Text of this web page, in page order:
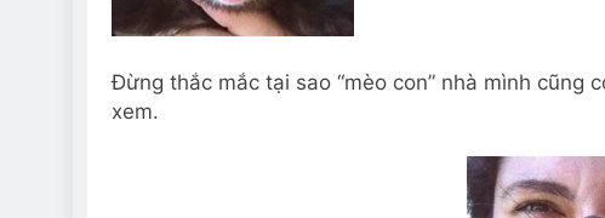
Đừng thắc mắc tại sao “mèo con” nhà mình
xem.